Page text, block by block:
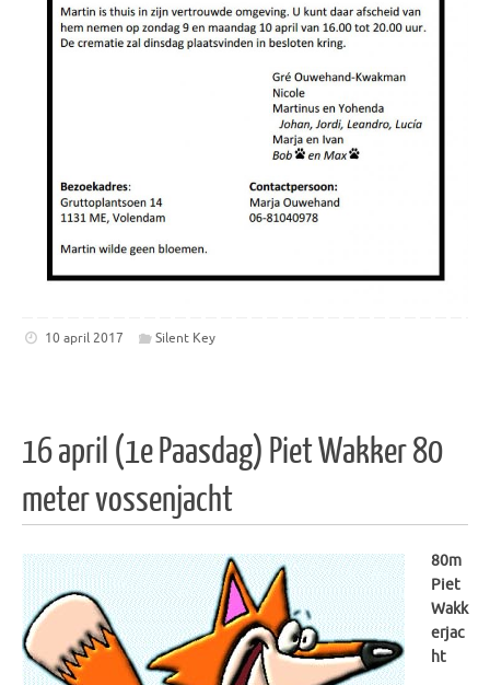
10 april 2017 Silent Key
16 april (1e Paasdag) Piet Wakker 80
meter vossenjacht
80m
Piet
Wakk
erjac
ht